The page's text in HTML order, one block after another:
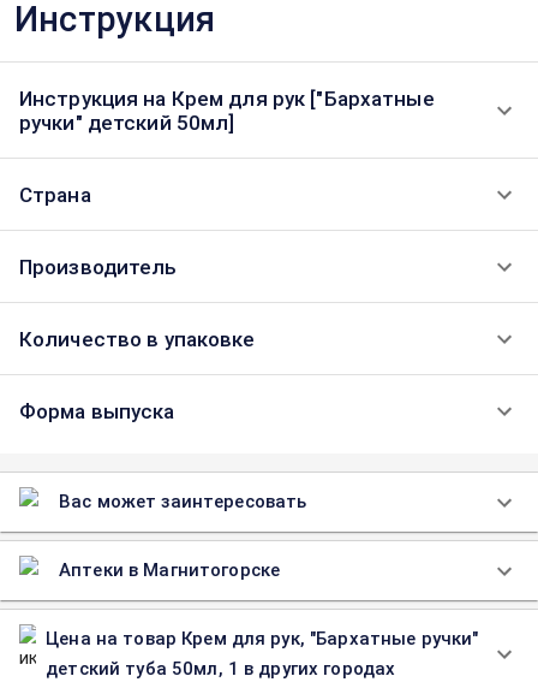
Инструкция
Инструкция на Крем для рук ["Бархатные
ручки" детский 50мл]
Страна
Производитель
Количество в упаковке
Форма выпуска
Вас может заинтересовать
Аптеки в Магнитогорске
Цена на товар Крем для рук, "Бархатные ручки"
детский туба 50мл, 1 в других городах